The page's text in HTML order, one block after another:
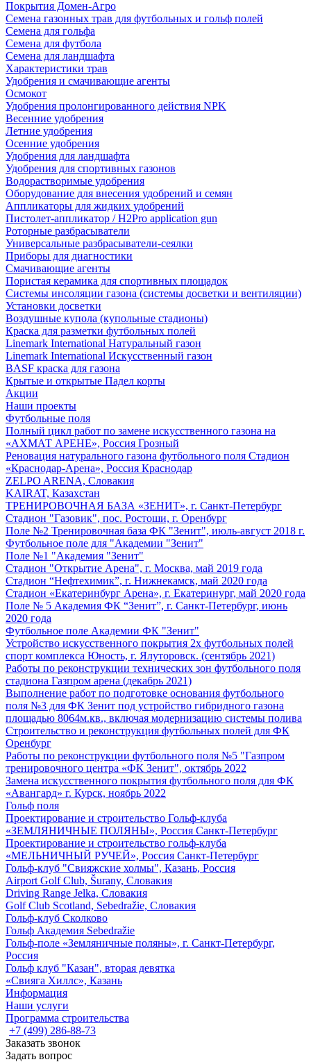
Покрытия Домен-Агро
Семена газонных трав для футбольных и гольф полей
Семена для гольфа
Семена для футбола
Семена для ландшафта
Характеристики трав
Удобрения и смачивающие агенты
Осмокот
Удобрения пролонгированного действия NPK
Весенние удобрения
Летние удобрения
Осенние удобрения
Удобрения для ландшафта
Удобрения для спортивных газонов
Водорастворимые удобрения
Оборудование для внесения удобрений и семян
Аппликаторы для жидких удобрений
Пистолет-аппликатор / H2Pro application gun
Роторные разбрасыватели
Универсальные разбрасыватели-сеялки
Приборы для диагностики
Смачивающие агенты
Пористая керамика для спортивных площадок
Системы инсоляции газона (системы досветки и вентиляции)
Установки досветки
Воздушные купола (купольные стадионы)
Краска для разметки футбольных полей
Linemark International Натуральный газон
Linemark International Искусственный газон
BASF краска для газона
Крытые и открытые Падел корты
Акции
Наши проекты
Футбольные поля
Полный цикл работ по замене искусственного газона на
«АХМАТ АРЕНЕ», Россия Грозный
Реновация натурального газона футбольного поля Стадион
«Краснодар-Арена», Россия Краснодар
ZELPO ARENA, Словакия
KAIRAT, Казахстан
ТРЕНИРОВОЧНАЯ БАЗА «ЗЕНИТ», г. Санкт-Петербург
Стадион "Газовик", пос. Ростоши, г. Оренбург
Поле №2 Тренировочная база ФК "Зенит", июль-август 2018 г.
Футбольное поле для "Академии "Зенит"
Поле №1 "Академия "Зенит"
Стадион "Открытие Арена", г. Москва, май 2019 года
Стадион “Нефтехимик”, г. Нижнекамск, май 2020 года
Стадион «Екатеринбург Арена», г. Екатеринург, май 2020 года
Поле № 5 Академия ФК “Зенит”, г. Санкт-Петербург, июнь
2020 года
Футбольное поле Академии ФК "Зенит"
Устройство искусственного покрытия 2х футбольных полей
спорт комплекса Юность, г. Ялуторовск. (сентябрь 2021)
Работы по реконструкции технических зон футбольного поля
стадиона Газпром арена (декабрь 2021)
Выполнение работ по подготовке основания футбольного
поля №3 для ФК Зенит под устройство гибридного газона
площадью 8064м.кв., включая модернизацию системы полива
Строительство и реконструкция футбольных полей для ФК
Оренбург
Работы по реконструкции футбольного поля №5 "Газпром
тренировочного центра «ФК Зенит", октябрь 2022
Замена искусственного покрытия футбольного поля для ФК
«Авангард» г. Курск, ноябрь 2022
Гольф поля
Проектирование и строительство Гольф-клуба
«ЗЕМЛЯНИЧНЫЕ ПОЛЯНЫ», Россия Санкт-Петербург
Проектирование и строительство гольф-клуба
«МЕЛЬНИЧНЫЙ РУЧЕЙ», Россия Санкт-Петербург
Гольф-клуб "Свияжские холмы", Казань, Россия
Airport Golf Club, Šurany, Словакия
Driving Range Jelka, Словакия
Golf Club Scotland, Sebedražie, Словакия
Гольф-клуб Сколково
Гольф Академия Sebedražie
Гольф-поле «Земляничные поляны», г. Санкт-Петербург,
Россия
Гольф клуб "Казан", вторая девятка
«Свияга Хиллс», Казань
Информация
Наши услуги
Программа строительства
+7 (499) 286-88-73
Заказать звонок
Задать вопрос